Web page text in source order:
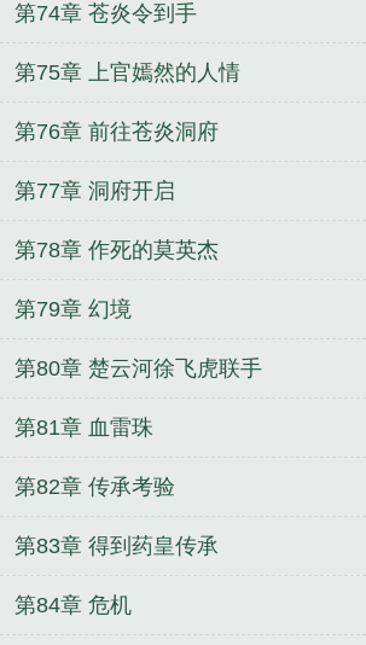
第74章 苍炎令到手
第75章 上官嫣然的人情
第76章 前往苍炎洞府
第77章 洞府开启
第78章 作死的莫英杰
第79章 幻境
第80章 楚云河徐飞虎联手
第81章 血雷珠
第82章 传承考验
第83章 得到药皇传承
第84章 危机